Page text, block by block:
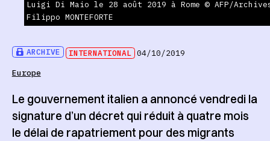
ARCHIVE INTERNATIONAL 04/10/2019
Europe
Luigi Di Maio le 28 août 2019 à Rome © AFP/
Filippo MONTEFORTE
Le gouvernement italien a annoncé vendredi la
signature d’un décret qui réduit à quatre mois
le délai de rapatriement pour des migrants